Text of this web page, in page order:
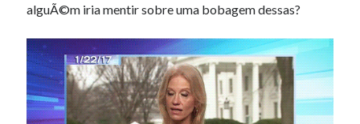
alguÃ©m iria mentir sobre uma bobagem dessas?